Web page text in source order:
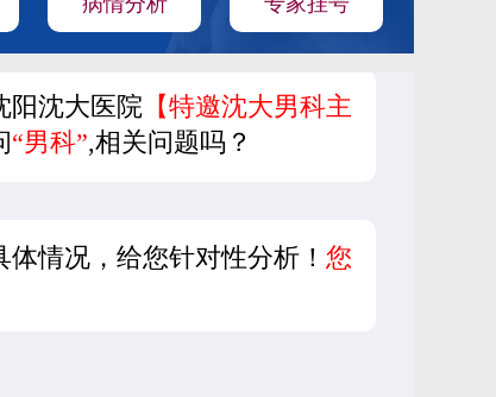
阳沈大医院【特邀沈大男科主
“男科”,相关问题吗？
情况，给您针对性分析！ 您